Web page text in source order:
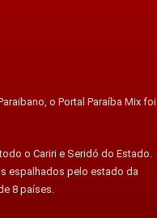
o Portal Paraíba Mix foi
o Cariri e Seridó do Estado.
espalhados pelo estado da
8 países.